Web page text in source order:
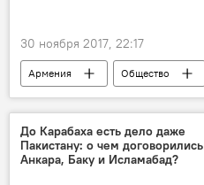
30 ноября 2017, 22:17
Армения Общество
До Карабаха есть дело даже
Пакистану: о чем договорились
Анкара, Баку и Исламабад?